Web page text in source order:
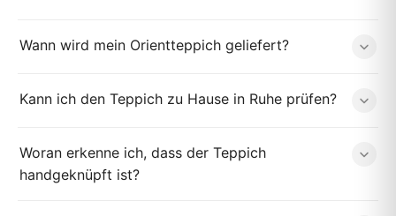
Wann wird mein Orientteppich geliefert?
Kann ich den Teppich zu Hause in Ruhe prüfen?
Woran erkenne ich, dass der Teppich
handgeknüpft ist?